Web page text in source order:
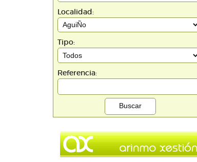
Localidad:
Tipo:
Referencia: